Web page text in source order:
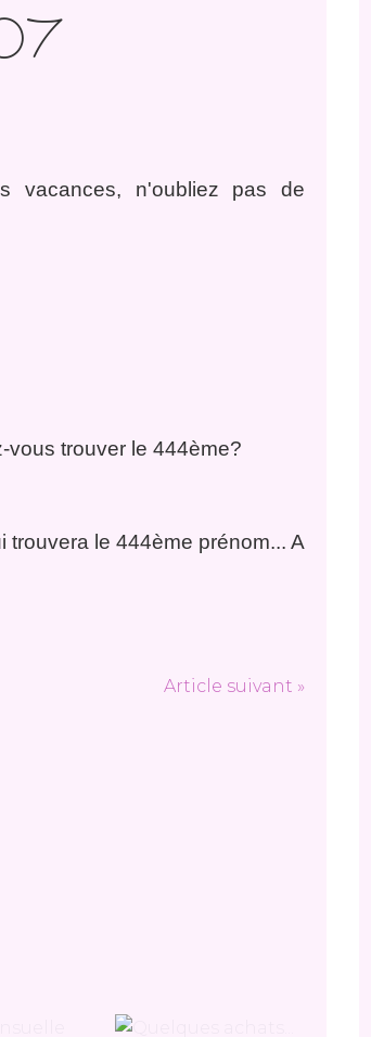
vacances, n'oubliez pas de
vous trouver le 444ème?
le 444ème prénom... A
Article suivant »